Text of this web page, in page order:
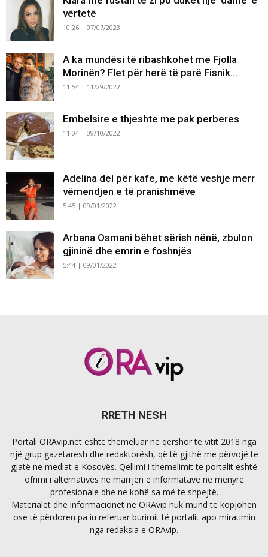
vërtetë
10:26 | 07/07/2023
A ka mundësi të ribashkohet me Fjolla
Morinën? Flet për herë të parë Fisnik...
11:54 | 11/29/2022
Embelsire e thjeshte me pak perberes
11:04 | 09/10/2022
Adelina del për kafe, me këtë veshje merr
vëmendjen e të pranishmëve
5:45 | 09/01/2022
Arbana Osmani bëhet sërish nënë, zbulon
gjininë dhe emrin e foshnjës
5:44 | 09/01/2022
RRETH NESH
Portali ORAvip.net është themeluar në qershor të vitit 2018 nga
një grup gazetarësh dhe redaktorësh, që të gjithë me përvojë të
gjatë në mediat e Kosovës. Qëllimi i themelimit të portalit është
ofrimi i alternativës në marrjen e informatave në mënyrë
profesionale dhe në kohë sa më të shpejtë.
Materialet dhe informacionet në ORAvip nuk mund të kopjohen
ose të përdoren pa iu referuar burimit të portalit apo miratimin
nga redaksia e ORAvip.